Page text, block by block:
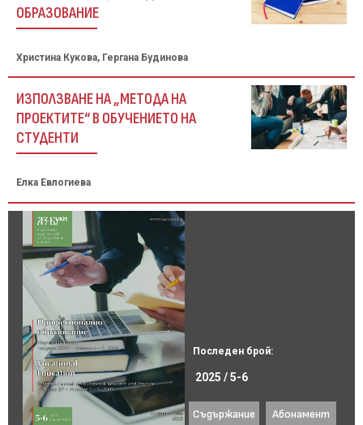
ОБРАЗОВАНИЕ
Христина Кукова, Гергана Будинова
ИЗПОЛЗВАНЕ НА „МЕТОДА НА
ПРОЕКТИТЕ“ В ОБУЧЕНИЕТО НА
СТУДЕНТИ
Елка Евлогиева
Последен брой:
2025 / 5-6
Съдържание Абонамент